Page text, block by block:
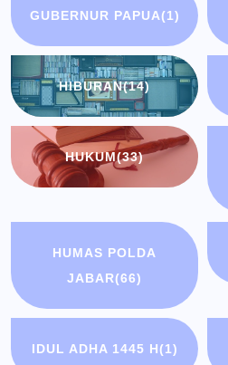
GUBERNUR PAPUA(1)
HIBURAN(14)
HUKUM(33)
HUMAS POLDA
JABAR(66)
IDUL ADHA 1445 H(1)